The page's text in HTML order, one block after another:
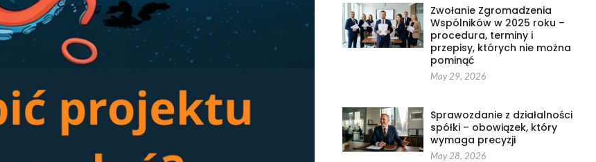
Zwołanie Zgromadzenia
Wspólników w 2025 roku –
procedura, terminy i
przepisy, których nie można
pominąć
May 29, 2026
Sprawozdanie z działalności
spółki – obowiązek, który
wymaga precyzji
May 28, 2026